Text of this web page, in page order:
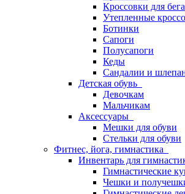
Кроссовки для бега
Утепленные
Ботинки
Сапоги
Полусапоги
Кеды
Сандалии и
Детская обувь
Девочкам
Мальчикам
Аксессуары
Мешки для обуви
Стельки для обуви
Фитнес, йога, гимнастика
Инвентарь для
Гимнастические
Чешки и